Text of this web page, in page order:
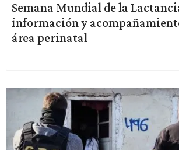
Semana Mundial de la
información y
área perinatal